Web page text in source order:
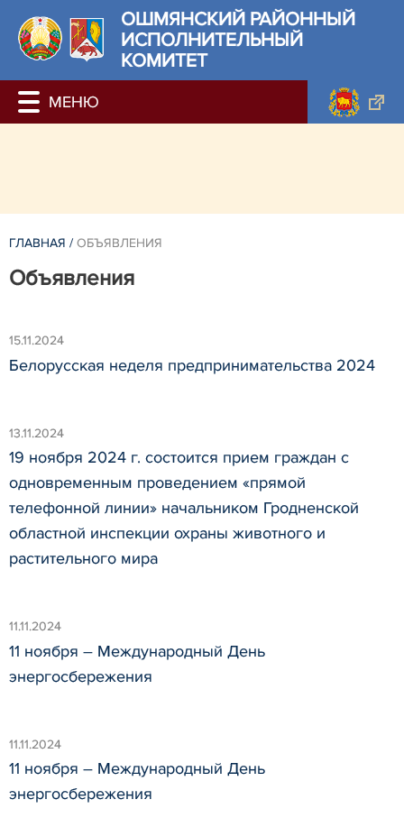
ОШМЯНСКИЙ РАЙОННЫЙ
ИСПОЛНИТЕЛЬНЫЙ
КОМИТЕТ
ГЛАВНАЯ / ОБЪЯВЛЕНИЯ
Объявления
15.11.2024
Белорусская неделя предпринимательства 2024
13.11.2024
19 ноября 2024 г. состоится прием граждан с
одновременным проведением «прямой
телефонной линии» начальником Гродненской
областной инспекции охраны животного и
растительного мира
11.11.2024
11 ноября – Международный День
энергосбережения
11.11.2024
11 ноября – Международный День
энергосбережения